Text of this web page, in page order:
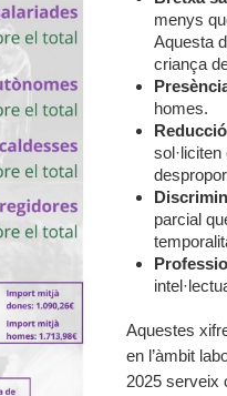
menys
Aquesta
criança
homes.
parcial
Aquestes
en l’àmbit
2025 serveix